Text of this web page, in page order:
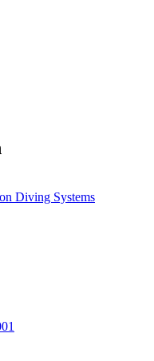
Diving Systems